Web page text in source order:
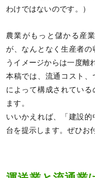
わけではないのです。）
農業がもっと儲かる産
が、なんとなく生産者
うイメージからは一度離
本稿では、流通コスト
によって構成されてい
ます。
いいかえれば、「建設
台を提示します。ぜひお